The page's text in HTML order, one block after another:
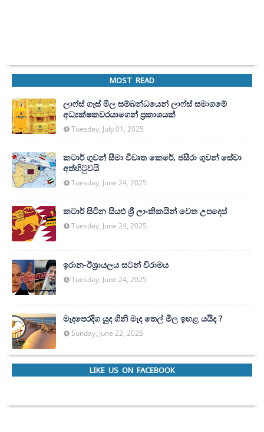
MOST READ
ලාෆ්ස් ගෑස් මිල සම්බන්ධයෙන් ලාෆ්ස් සමාගමේ
අධ්‍යක්ෂකවරයාගෙන් ප්‍රකාශයක්
Tuesday, July 01, 2025
කටාර් ගුවන් සීමා විවෘත කෙරේ, ජසීරා ගුවන් සේවා
අත්හි‍ටුවයි
Tuesday, June 24, 2025
කටාර් සිටින සියළු ශ්‍රී ලාංකිකයින් වෙත උපදෙස්
Tuesday, June 24, 2025
ඉරාන-ඊශ්‍රායලය සටන් විරාමය
Tuesday, June 24, 2025
මැදපෙරදිග යුද ගිනි මැද තෙල් මිල ඉහළ යයිද ?
Sunday, June 22, 2025
LIKE US ON FACEBOOK